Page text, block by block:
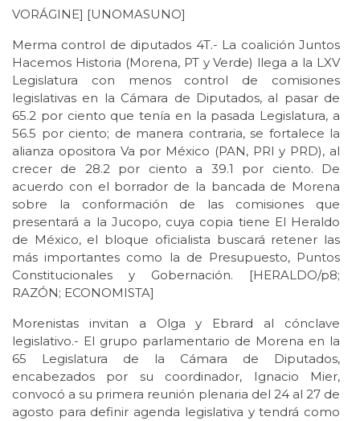
VORÁGINE] [UNOMASUNO]
Merma control de diputados 4T.- La coalición Juntos
Hacemos Historia (Morena, PT y Verde) llega a la LXV
Legislatura con menos control de comisiones
legislativas en la Cámara de Diputados, al pasar de
65.2 por ciento que tenía en la pasada Legislatura, a
56.5 por ciento; de manera contraria, se fortalece la
alianza opositora Va por México (PAN, PRI y PRD), al
crecer de 28.2 por ciento a 39.1 por ciento. De
acuerdo con el borrador de la bancada de Morena
sobre la conformación de las comisiones que
presentará a la Jucopo, cuya copia tiene El Heraldo
de México, el bloque oficialista buscará retener las
más importantes como la de Presupuesto, Puntos
Constitucionales y Gobernación. [HERALDO/p8;
RAZÓN; ECONOMISTA]
Morenistas invitan a Olga y Ebrard al cónclave
legislativo.- El grupo parlamentario de Morena en la
65 Legislatura de la Cámara de Diputados,
encabezados por su coordinador, Ignacio Mier,
convocó a su primera reunión plenaria del 24 al 27 de
agosto para definir agenda legislativa y tendrá como